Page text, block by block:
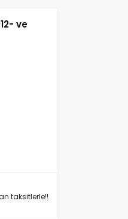
ve
taksitlerle!!